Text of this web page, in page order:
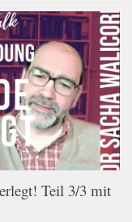
Teil 3/3 mit